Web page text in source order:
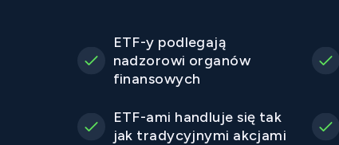
ETF-y podlegają
nadzorowi organów
finansowych
ETF-ami handluje się tak
jak tradycyjnymi akcjami